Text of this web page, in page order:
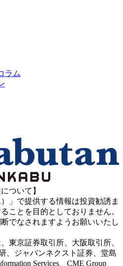
ラム
ついて】
」で提供する情報は投資勧誘ま
ことを目的としておりません。
でなされますようお願いいたし
東京証券取引所、大阪取引所、
、ジャパンネクスト証券、堂島
Services、CME Group